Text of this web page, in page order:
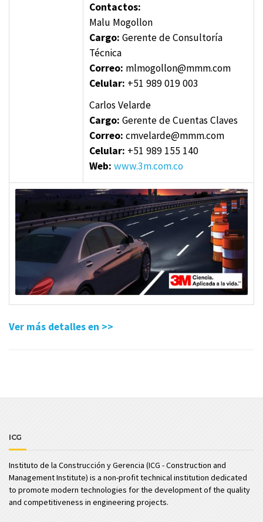
Contactos:
Malu Mogollon
Cargo: Gerente de Consultoría
Técnica
Correo: mlmogollon@mmm.com
Celular: +51 989 019 003
Carlos Velarde
Cargo: Gerente de Cuentas Claves
Correo: cmvelarde@mmm.com
Celular: +51 989 155 140
Web: www.3m.com.co
Ver más detalles en >>
ICG
Instituto de la Construcción y Gerencia (ICG - Construction and
Management Institute) is a non-profit technical institution dedicated
to promote modern technologies for the development of the quality
and competitiveness in engineering projects.